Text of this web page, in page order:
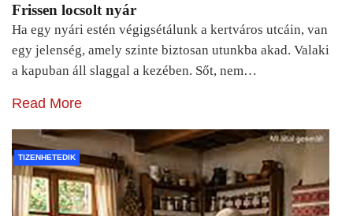
Frissen locsolt nyár
Ha egy nyári estén végigsétálunk a kertváros utcáin, van
egy jelenség, amely szinte biztosan utunkba akad. Valaki
a kapuban áll slaggal a kezében. Sőt, nem…
Read More
TIZENHETEDIK